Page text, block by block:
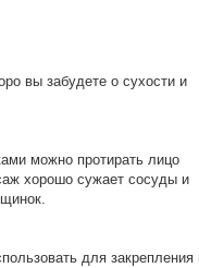
вы забудете о сухости и
можно протирать лицо
хорошо сужает сосуды и
для закрепления